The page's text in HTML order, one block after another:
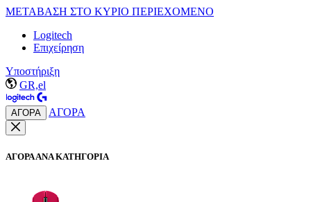
ΜΕΤΑΒΑΣΗ ΣΤΟ ΚΥΡΙΟ ΠΕΡΙΕΧΟΜΕΝΟ
Logitech
Επιχείρηση
Υποστήριξη
GR,el
ΑΓΟΡΑ ΑΓΟΡΑ
ΑΓΟΡΑ ΑΝΑ ΚΑΤΗΓΟΡΙΑ